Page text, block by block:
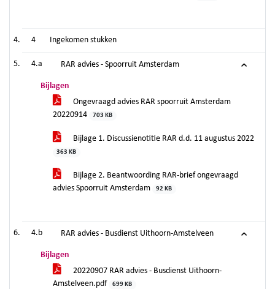
4 Ingekomen stukken
4.a RAR advies - Spoorruit Amsterdam
Bijlagen
Ongevraagd advies RAR spoorruit Amsterdam
20220914
703 KB
Bijlage 1. Discussienotitie RAR d.d. 11 augustus 2022
363 KB
Bijlage 2. Beantwoording RAR-brief ongevraagd
advies Spoorruit Amsterdam
92 KB
4.b RAR advies - Busdienst Uithoorn-Amstelveen
Bijlagen
20220907 RAR advies - Busdienst Uithoorn-
Amstelveen.pdf
699 KB